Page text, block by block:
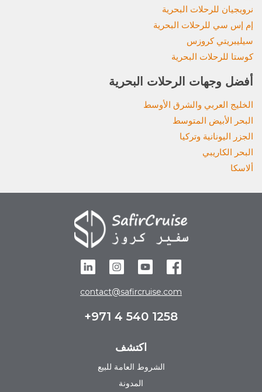
نرويجيان للرحلات البحرية
إم إس سي للرحلات البحرية
سيليبريتي كروزس
كوستا للرحلات البحرية
أفضل وجهات الرحلات البحرية
الخليج العربي والشرق الأوسط
البحر الأبيض المتوسط
الجزر اليونانية وتركيا
البحر الكاريبي
ألاسكا
contact@safircruise.com
+971 4 540 1258
اكتشف
الشروط العامة للبيع
المدونة